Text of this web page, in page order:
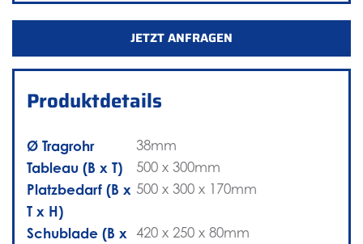
JETZT ANFRAGEN
Produktdetails
Ø Tragrohr 38mm
Tableau (B x T) 500 x 300mm
Platzbedarf (B x
T x H)
500 x 300 x 170mm
Schublade (B x 420 x 250 x 80mm